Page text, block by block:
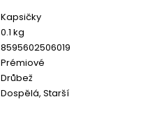
Kapsičky
0.1 kg
8595602506019
Prémiové
Drůbež
Dospělá, Starší